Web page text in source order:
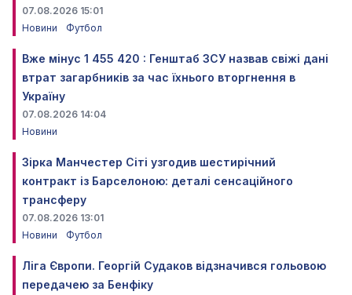
07.08.2026 15:01
Новини
Футбол
Вже мінус 1 455 420 : Генштаб ЗСУ назвав свіжі дані
втрат загарбників за час їхнього вторгнення в
Україну
07.08.2026 14:04
Новини
Зірка Манчестер Сіті узгодив шестирічний
контракт із Барселоною: деталі сенсаційного
трансферу
07.08.2026 13:01
Новини
Футбол
Ліга Європи. Георгій Судаков відзначився гольовою
передачею за Бенфіку